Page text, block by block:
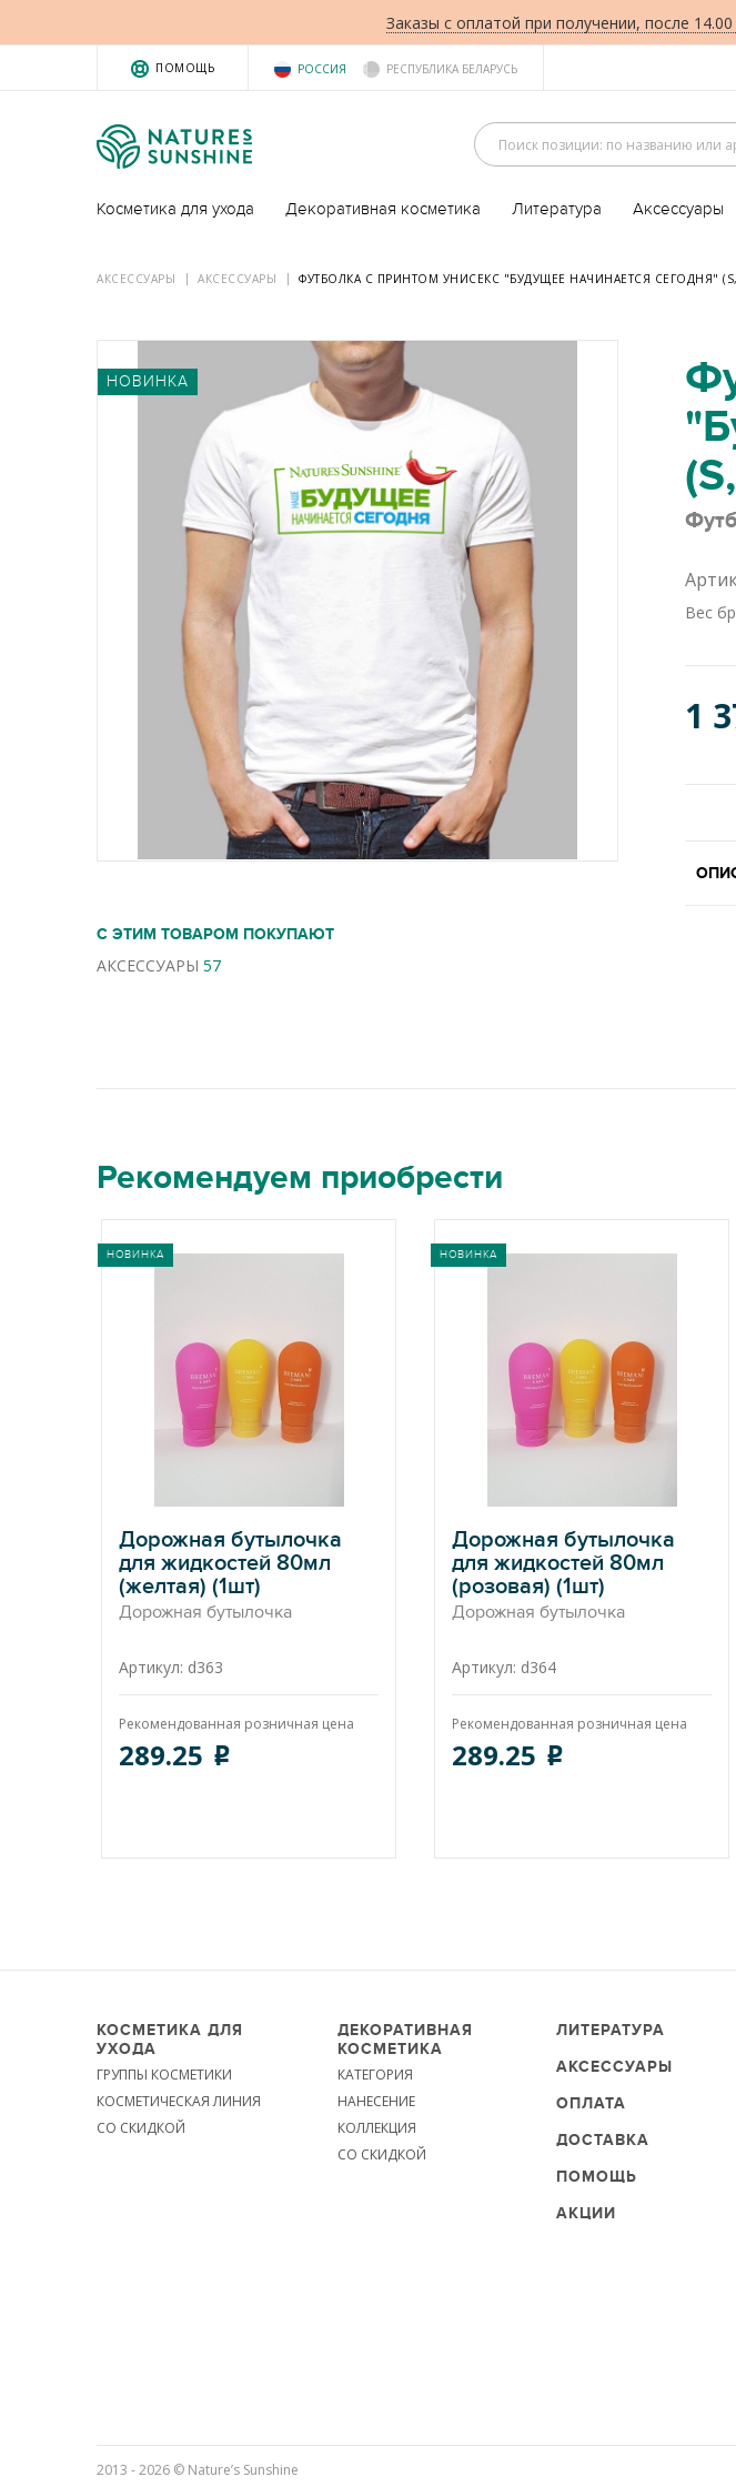
Заказы с оплатой при получении, после
ПОМОЩЬ РОССИЯ РЕСПУБЛИКА БЕЛАРУСЬ
Косметика для ухода Декоративная косметика Литература Аксессуары
АКСЕССУАРЫ АКСЕССУАРЫ ФУТБОЛКА С ПРИНТОМ УНИСЕКС "БУДУЩЕЕ НАЧИНАЕТСЯ СЕГОДНЯ" (S,
НОВИНКА
С ЭТИМ ТОВАРОМ ПОКУПАЮТ
АКСЕССУАРЫ 57
Вес
1
Рекомендуем приобрести
Дорожная бутылочка
для жидкостей 80мл
(желтая) (1шт)
Дорожная бутылочка
Артикул: d363
Рекомендованная розничная цена
289.25 o
НОВИНКА
Дорожная бутылочка
для жидкостей 80мл
(розовая) (1шт)
Дорожная бутылочка
Артикул: d364
Рекомендованная розничная цена
289.25 o
НОВИНКА
КОСМЕТИКА ДЛЯ
УХОДА
ГРУППЫ КОСМЕТИКИ
КОСМЕТИЧЕСКАЯ ЛИНИЯ
СО СКИДКОЙ
ДЕКОРАТИВНАЯ
КОСМЕТИКА
КАТЕГОРИЯ
НАНЕСЕНИЕ
КОЛЛЕКЦИЯ
СО СКИДКОЙ
ЛИТЕРАТУРА
АКСЕССУАРЫ
ОПЛАТА
ДОСТАВКА
ПОМОЩЬ
АКЦИИ
2013 - 2026 © Nature’s Sunshine